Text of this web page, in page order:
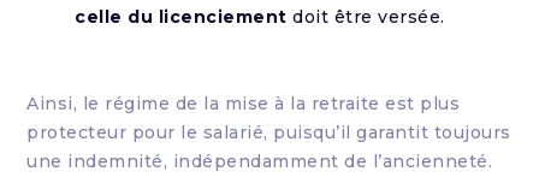
celle du licenciement doit être versée.
Ainsi, le régime de la mise à la retraite est plus
protecteur pour le salarié, puisqu’il garantit toujours
une indemnité, indépendamment de l’ancienneté.